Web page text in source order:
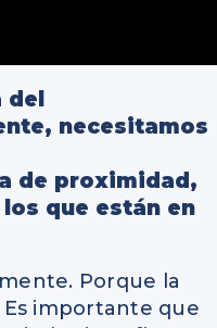
necesitamos
de proximidad,
que están en
Porque la
importante que